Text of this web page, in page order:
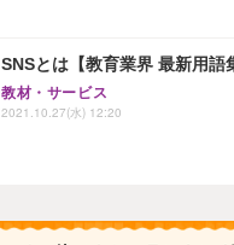
SNSとは【教育業界 最新用語
教材・サービス
2021.10.27(水) 12:20